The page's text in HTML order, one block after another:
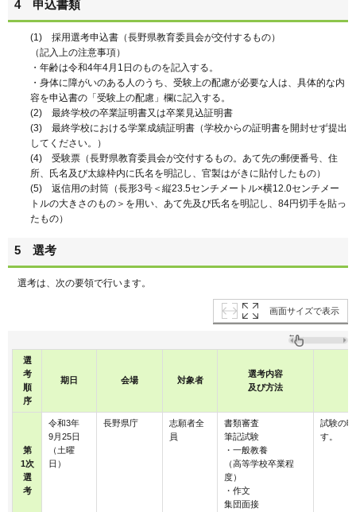
4 申込書類
(1) 採用選考申込書（長野県教育委員会が交付するもの）
（記入上の注意事項）
・年齢は令和4年4月1日のものを記入する。
・身体に障がいのある人のうち、受験上の配慮が必要な人は、具体的な内
容を申込書の「受験上の配慮」欄に記入する。
(2) 最終学校の卒業証明書又は卒業見込証明書
(3) 最終学校における学業成績証明書（学校からの証明書を開封せず提出
してください。）
(4) 受験票（長野県教育委員会が交付するもの。あて先の郵便番号、住
所、氏名及び太線枠内に氏名を明記し、官製はがきに貼付したもの）
(5) 返信用の封筒（長形3号＜縦23.5センチメートル×横12.0センチメー
トルの大きさのもの＞を用い、あて先及び氏名を明記し、84円切手を貼っ
たもの）
5 選考
選考は、次の要領で行います。
画面サイズで表示
選
考
順
序
期日 会場 対象者
選考内容
及び方法
第
1次
選
考
令和3年
9月25日
（土曜
日）
長野県庁
志願者全
員
書類審査
筆記試験
・一般教養
（高等学校卒業程
度）
・作文
集団面接
試験の
す。